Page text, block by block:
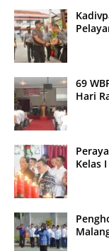
69
Hari
Kelas